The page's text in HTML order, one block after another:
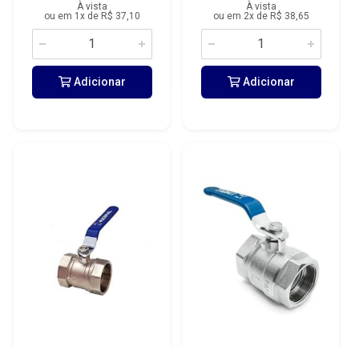
À vista
ou em 1x de R$ 37,10
Adicionar
À vista
ou em 2x de R$ 38,65
Adicionar